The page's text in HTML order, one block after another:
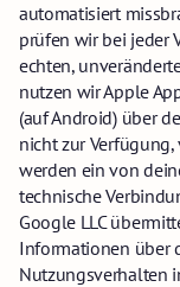
automatisiert
prüfen wir bei jeder
echten,
nutzen wir Apple
(auf Android) über
nicht zur Verfügung,
werden ein von
technische
Google LLC
Informationen über
Nutzungsverhalten